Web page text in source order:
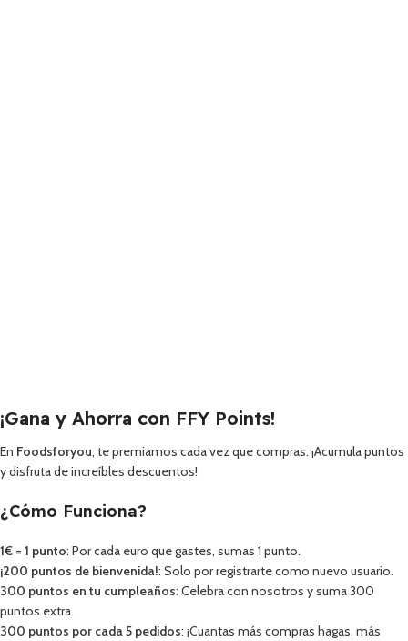
¡Gana y Ahorra con FFY Points!
En Foodsforyou, te premiamos cada vez que compras. ¡Acumula puntos
y disfruta de increíbles descuentos!
¿Cómo Funciona?
1€ = 1 punto: Por cada euro que gastes, sumas 1 punto.
¡200 puntos de bienvenida!: Solo por registrarte como nuevo usuario.
300 puntos en tu cumpleaños: Celebra con nosotros y suma 300
puntos extra.
300 puntos por cada 5 pedidos: ¡Cuantas más compras hagas, más